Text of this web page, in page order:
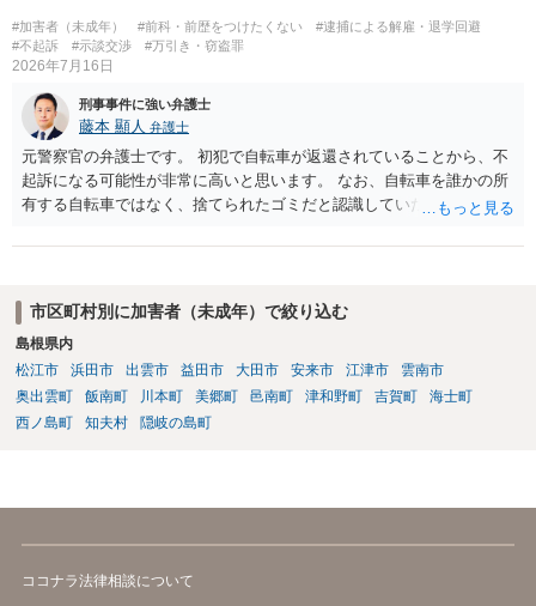
#加害者（未成年） #前科・前歴をつけたくない
#逮捕による解雇・退学回避
#不起訴
#示談交渉 #万引き・窃盗罪
2026年7月16日
刑事事件に強い弁護士
藤本 顯人 弁護士
元警察官の弁護士です。 初犯で自転車が返還されていることから、不
起訴になる可能性が非常に高いと思います。 なお、自転車を誰かの所
有する自転車ではなく、捨てられたゴミだと認識していた場合には占
市区町村別に加害者（未成年）で絞り込む
島根県内
松江市
浜田市 出雲市 益田市 大田市 安来市 江津市
雲南市
奥出雲町
飯南町 川本町 美郷町 邑南町 津和野町 吉賀町
海士町
西ノ島町
知夫村 隠岐の島町
ココナラ法律相談について